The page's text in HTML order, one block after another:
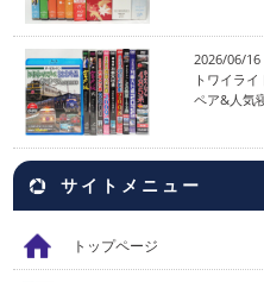
2026/06/16
トワイラ
ペア&人気
サイトメニュー
トップページ